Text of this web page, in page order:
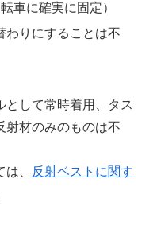
車に確実に固定）
わりにすることは不
として常時着用、タス
射材のみのものは不
、
反射ベストに関す